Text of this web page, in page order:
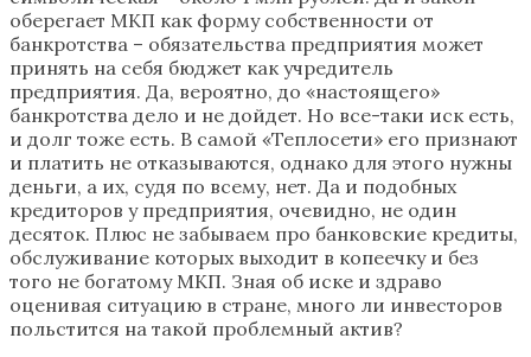
оберегает МКП как форму собственности от
банкротства – обязательства предприятия может
принять на себя бюджет как учредитель
предприятия. Да, вероятно, до «настоящего»
банкротства дело и не дойдет. Но все-таки иск есть,
и долг тоже есть. В самой «Теплосети» его признают
и платить не отказываются, однако для этого нужны
деньги, а их, судя по всему, нет. Да и подобных
кредиторов у предприятия, очевидно, не один
десяток. Плюс не забываем про банковские кредиты,
обслуживание которых выходит в копеечку и без
того не богатому МКП. Зная об иске и здраво
оценивая ситуацию в стране, много ли инвесторов
польстится на такой проблемный актив?